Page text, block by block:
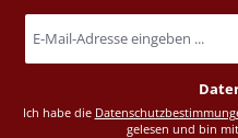
E-
Mail-
Ich habe die
gelesen und bin